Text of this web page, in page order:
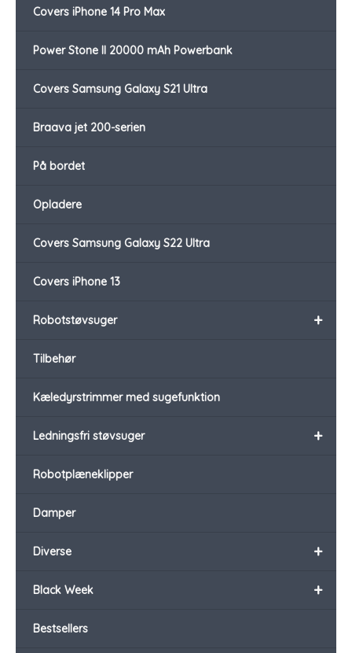
Covers iPhone 14 Pro Max
Power Stone II 20000 mAh Powerbank
Covers Samsung Galaxy S21 Ultra
Braava jet 200-serien
På bordet
Opladere
Covers Samsung Galaxy S22 Ultra
Covers iPhone 13
+
Robotstøvsuger
Tilbehør
Kæledyrstrimmer med sugefunktion
+
Ledningsfri støvsuger
Robotplæneklipper
Damper
+
Diverse
+
Black Week
Bestsellers